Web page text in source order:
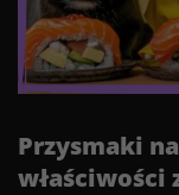
Przysmaki
właściwości